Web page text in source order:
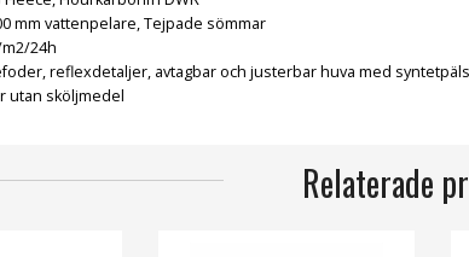
mm vattenpelare, Tejpade sömmar
24h
reflexdetaljer, avtagbar och justerbar huva med
utan sköljmedel
Relaterade